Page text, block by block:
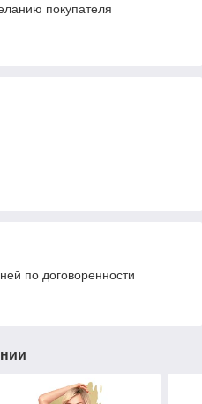
покупателя
по договоренности